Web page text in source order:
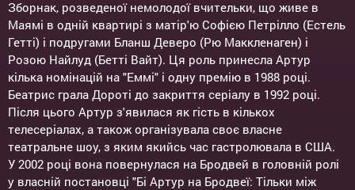
Зборнак, розведеної немолодої вчительки, що живе в
Маямі в одній квартирі з матір'ю Софією Петрілло (Естель
Гетті) і подругами Бланш Деверо (Рю Маккленаген) і
Розою Найлуд (Бетті Вайт). Ця роль принесла Артур
кілька номінацій на "Еммі" і одну премію в 1988 році.
Беатрис грала Дороті до закриття серіалу в 1992 році.
Після цього Артур з'явилася як гість в кількох
телесеріалах, а також організувала своє власне
театральне шоу, з яким якийсь час гастролювала в США.
У 2002 році вона повернулася на Бродвей в головній ролі
у власній постановці "Бі Артур на Бродвеї: Тільки між